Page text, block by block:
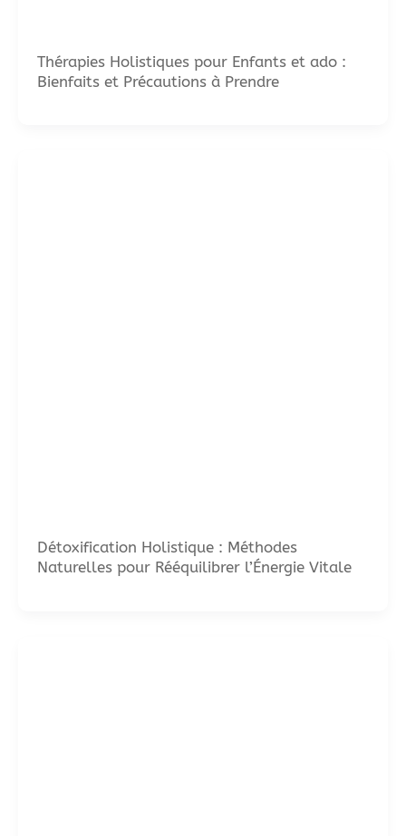
Thérapies Holistiques pour Enfants et ado :
Bienfaits et Précautions à Prendre
Détoxification Holistique : Méthodes
Naturelles pour Rééquilibrer l’Énergie Vitale